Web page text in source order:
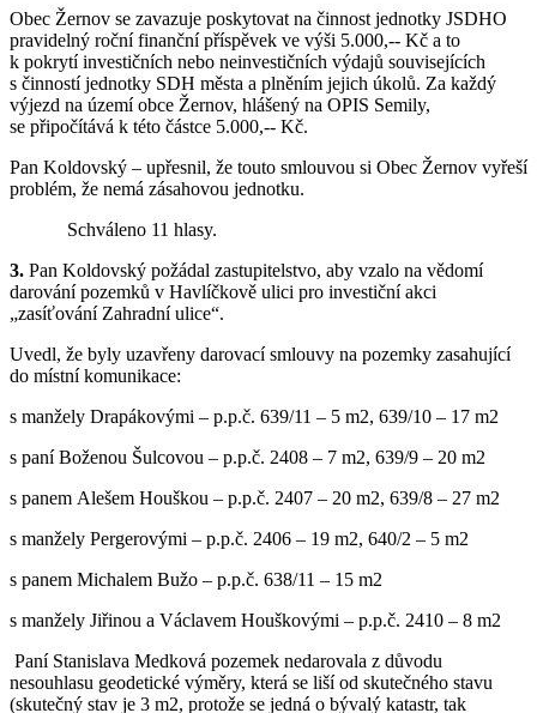
Obec Žernov se zavazuje poskytovat na činnost jednotky JSDHO
pravidelný roční finanční příspěvek ve výši 5.000,-- Kč a to
k pokrytí investičních nebo neinvestičních výdajů souvisejících
s činností jednotky SDH města a plněním jejich úkolů. Za každý
výjezd na území obce Žernov, hlášený na OPIS Semily,
se připočítává k této částce 5.000,-- Kč.
Pan Koldovský – upřesnil, že touto smlouvou si Obec Žernov vyřeší
problém, že nemá zásahovou jednotku.
Schváleno 11 hlasy.
3. Pan Koldovský požádal zastupitelstvo, aby vzalo na vědomí
darování pozemků v Havlíčkově ulici pro investiční akci
„zasíťování Zahradní ulice“.
Uvedl, že byly uzavřeny darovací smlouvy na pozemky zasahující
do místní komunikace:
s manžely Drapákovými – p.p.č. 639/11 – 5 m2, 639/10 – 17 m2
s paní Boženou Šulcovou – p.p.č. 2408 – 7 m2, 639/9 – 20 m2
s panem Alešem Houškou – p.p.č. 2407 – 20 m2, 639/8 – 27 m2
s manžely Pergerovými – p.p.č. 2406 – 19 m2, 640/2 – 5 m2
s panem Michalem Bužo – p.p.č. 638/11 – 15 m2
s manžely Jiřinou a Václavem Houškovými – p.p.č. 2410 – 8 m2
Paní Stanislava Medková pozemek nedarovala z důvodu
nesouhlasu geodetické výměry, která se liší od skutečného stavu
(skutečný stav je 3 m2, protože se jedná o bývalý katastr, tak